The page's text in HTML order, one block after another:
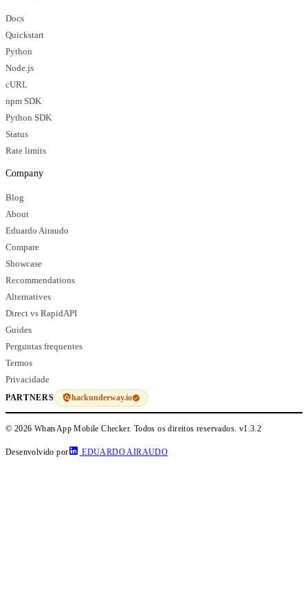
Docs
Quickstart
Python
Node.js
cURL
npm SDK
Python SDK
Status
Rate limits
Company
Blog
About
Eduardo Airaudo
Compare
Showcase
Recommendations
Alternatives
Direct vs RapidAPI
Guides
Perguntas frequentes
Termos
Privacidade
PARTNERS hackunderway.io
© 2026 WhatsApp Mobile Checker. Todos os direitos reservados. v1.3.2
Desenvolvido por EDUARDO AIRAUDO